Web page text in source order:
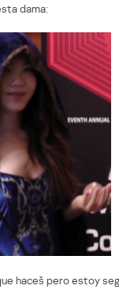
dama:
haceš pero estoy